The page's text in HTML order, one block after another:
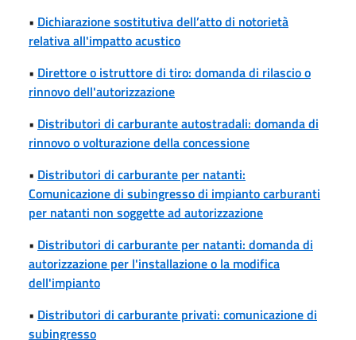
• Dichiarazione sostitutiva dell’atto di notorietà
relativa all'impatto acustico
• Direttore o istruttore di tiro: domanda di rilascio o
rinnovo dell'autorizzazione
• Distributori di carburante autostradali: domanda di
rinnovo o volturazione della concessione
• Distributori di carburante per natanti:
Comunicazione di subingresso di impianto carburanti
per natanti non soggette ad autorizzazione
• Distributori di carburante per natanti: domanda di
autorizzazione per l'installazione o la modifica
dell'impianto
• Distributori di carburante privati: comunicazione di
subingresso